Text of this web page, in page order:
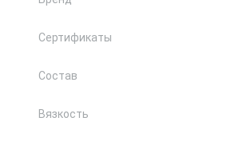
Сертификаты
Состав
Вязкость